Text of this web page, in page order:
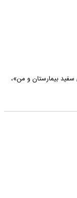
بیمارستان و من»،